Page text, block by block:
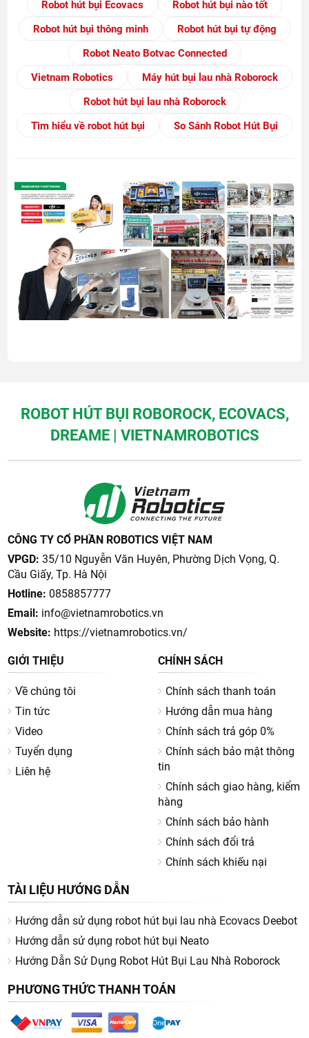
Robot hút bụi Ecovacs
Robot hút bụi nào tốt
Robot hút bụi thông minh
Robot hút bụi tự động
Robot Neato Botvac Connected
Vietnam Robotics
Máy hút bụi lau nhà Roborock
Robot hút bụi lau nhà Roborock
Tìm hiểu về robot hút bụi
So Sánh Robot Hút Bụi
ROBOT HÚT BỤI ROBOROCK, ECOVACS,
DREAME | VIETNAMROBOTICS
CÔNG TY CỔ PHẦN ROBOTICS VIỆT NAM
VPGD: 35/10 Nguyễn Văn Huyên, Phường Dịch Vọng, Q.
Cầu Giấy, Tp. Hà Nội
Hotline: 0858857777
Email: info@vietnamrobotics.vn
Website: https://vietnamrobotics.vn/
GIỚI THIỆU
Về chúng tôi
Tin tức
Video
Tuyển dụng
Liên hệ
CHÍNH SÁCH
Chính sách thanh toán
Hướng dẫn mua hàng
Chính sách trả góp 0%
Chính sách bảo mật thông
tin
Chính sách giao hàng, kiểm
hàng
Chính sách bảo hành
Chính sách đổi trả
Chính sách khiếu nại
TÀI LIỆU HƯỚNG DẪN
Hướng dẫn sử dụng robot hút bụi lau nhà Ecovacs Deebot
Hướng dẫn sử dụng robot hút bụi Neato
Hướng Dẫn Sử Dụng Robot Hút Bụi Lau Nhà Roborock
PHƯƠNG THỨC THANH TOÁN